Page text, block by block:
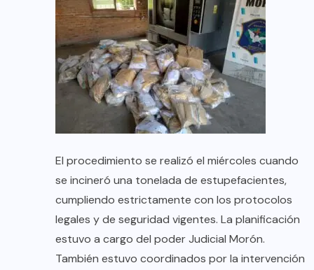
El procedimiento se realizó el miércoles cuando
se incineró una tonelada de estupefacientes,
cumpliendo estrictamente con los protocolos
legales y de seguridad vigentes. La planificación
estuvo a cargo del poder Judicial Morón.
También estuvo coordinados por la intervención